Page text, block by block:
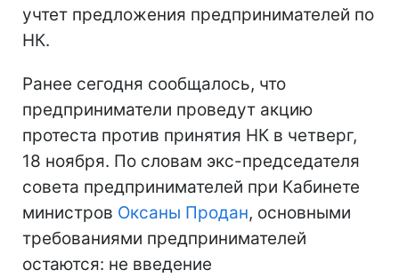
учтет предложения предпринимателей по
НК.
Ранее сегодня сообщалось, что
предприниматели проведут акцию
протеста против принятия НК в четверг,
18 ноября. По словам экс-председателя
совета предпринимателей при Кабинете
министров Оксаны Продан, основными
требованиями предпринимателей
остаются: не введение